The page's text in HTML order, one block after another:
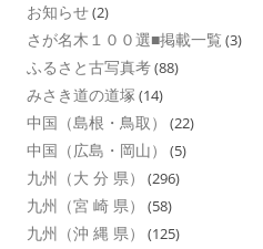
お知らせ(2)
さが名木１００選■掲載一覧 (3)
ふるさと古写真考(88)
みさき道の道塚 (14)
中国（島根・鳥取） (22)
中国（広島・岡山） (5)
九州（大 分 県） (296)
九州（宮 崎 県） (58)
九州（沖 縄 県） (125)